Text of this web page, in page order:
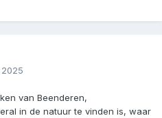
van Beenderen,
in de natuur te vinden is, waar